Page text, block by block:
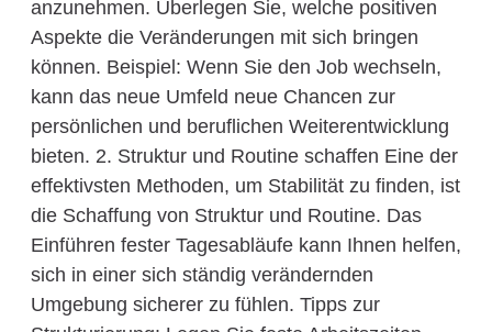
anzunehmen. Überlegen Sie, welche positiven
Aspekte die Veränderungen mit sich bringen
können. Beispiel: Wenn Sie den Job wechseln,
kann das neue Umfeld neue Chancen zur
persönlichen und beruflichen Weiterentwicklung
bieten. 2. Struktur und Routine schaffen Eine der
effektivsten Methoden, um Stabilität zu finden, ist
die Schaffung von Struktur und Routine. Das
Einführen fester Tagesabläufe kann Ihnen helfen,
sich in einer sich ständig verändernden
Umgebung sicherer zu fühlen. Tipps zur